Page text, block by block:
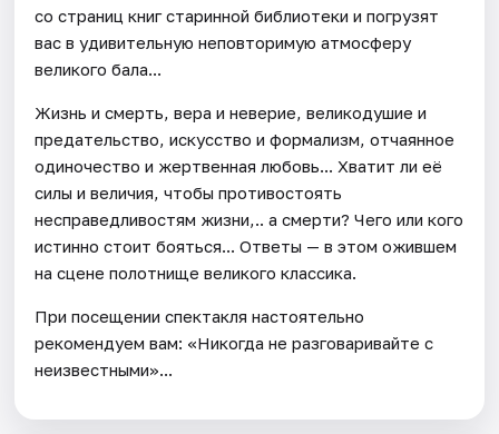
со страниц книг старинной библиотеки и погрузят
вас в удивительную неповторимую атмосферу
великого бала...
Жизнь и смерть, вера и неверие, великодушие и
предательство, искусство и формализм, отчаянное
одиночество и жертвенная любовь... Хватит ли её
силы и величия, чтобы противостоять
несправедливостям жизни,.. а смерти? Чего или кого
истинно стоит бояться... Ответы — в этом ожившем
на сцене полотнище великого классика.
При посещении спектакля настоятельно
рекомендуем вам: «Никогда не разговаривайте с
неизвестными»...